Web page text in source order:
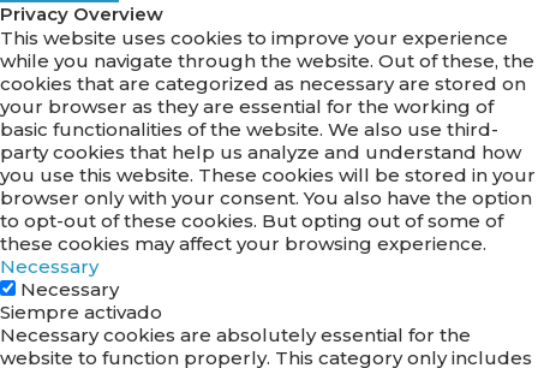
Privacy Overview
This website uses cookies to improve your experience
while you navigate through the website. Out of these, the
cookies that are categorized as necessary are stored on
your browser as they are essential for the working of
basic functionalities of the website. We also use third-
party cookies that help us analyze and understand how
you use this website. These cookies will be stored in your
browser only with your consent. You also have the option
to opt-out of these cookies. But opting out of some of
these cookies may affect your browsing experience.
Necessary
Necessary
Siempre activado
Necessary cookies are absolutely essential for the
website to function properly. This category only includes